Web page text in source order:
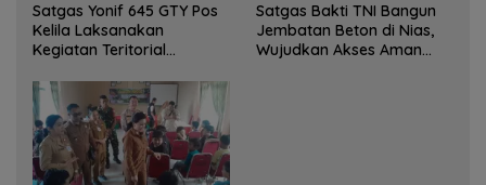
Satgas Yonif 645 GTY Pos
Kelila Laksanakan
Kegiatan Teritorial
Tokoh Adat dan Lurah
Satgas Bakti TNI Bangun
Jembatan Beton di Nias,
Wujudkan Akses Aman